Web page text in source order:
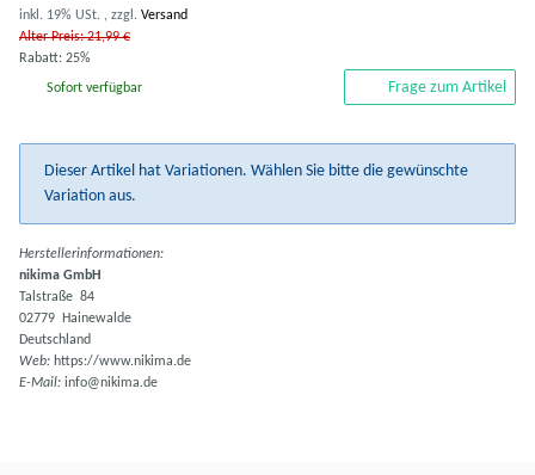
inkl. 19% USt. , zzgl. Versand
Alter Preis: 21,99 €
Rabatt: 25%
Sofort verfügbar Frage zum Artikel
xDieser Artikel hat Variationen. Wählen Sie bitte die gewünschte
Variation aus.
Herstellerinformationen:
nikima GmbH
Talstraße 84
02779 Hainewalde
Deutschland
Web: https://www.nikima.de
E-Mail: info@nikima.de